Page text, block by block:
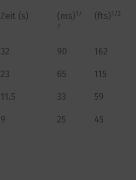
Zeit (s) (ms)1/
2
(fts)1/2
32 90 162
23 65 115
11.5 33 59
9 25 45